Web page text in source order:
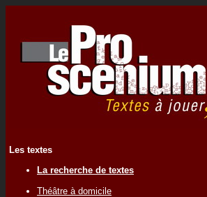
Les textes
La recherche de textes
Théâtre à domicile